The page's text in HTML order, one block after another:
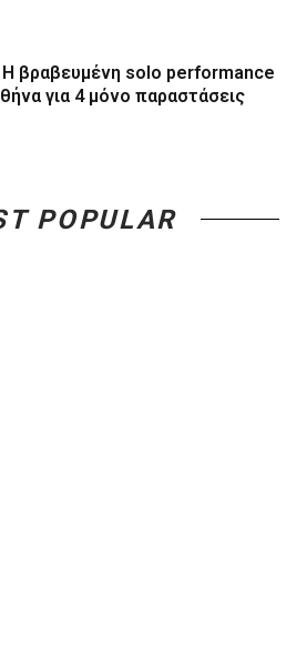
βραβευμένη solo performance
για 4 μόνο παραστάσεις
POPULAR